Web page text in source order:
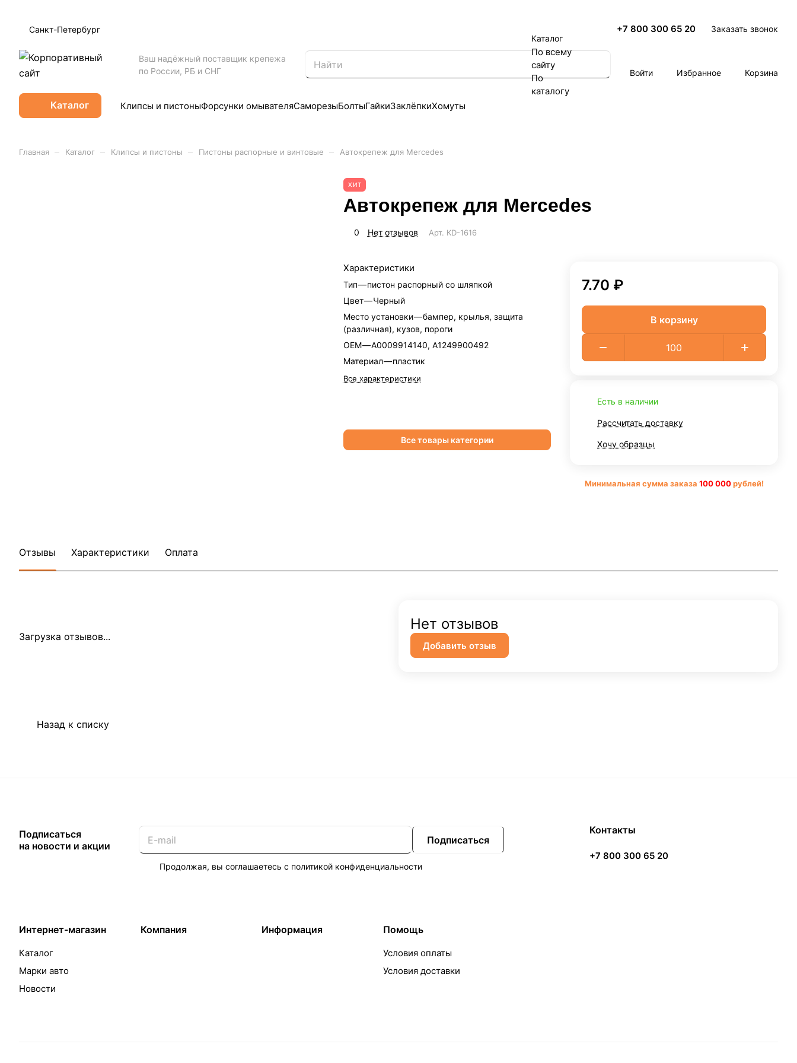
Санкт-Петербург +7 800 300 65 20 Заказать звонок
Ваш надёжный поставщик крепежа
по России, РБ и СНГ
Каталог
По всему
сайту
По
каталогу
Войти Избранное Корзина
Каталог Клипсы и пистоныФорсунки омывателяСаморезыБолтыГайкиЗаклёпкиХомуты
Главная Каталог Клипсы и пистоны Пистоны распорные и винтовые Автокрепеж для Mercedes
ХИТ
Автокрепеж для Mercedes
0 Нет отзывов Арт. KD-1616
Характеристики
Тип—пистон распорный со шляпкой
Цвет—Черный
Место установки—бампер, крылья, защита
(различная), кузов, пороги
OEM—A0009914140, A1249900492
Материал—пластик
Все характеристики
Все товары категории
7.70 ₽
В корзину
Есть в наличии
Рассчитать доставку
Хочу образцы
Минимальная сумма заказа 100 000рублей!
Отзывы Характеристики Оплата
Загрузка отзывов...
Нет отзывов
Добавить отзыв
Назад к списку
Подписаться
на новости и акции
Подписаться
Продолжая, вы соглашаетесь с политикой конфиденциальности
Интернет-магазин
Каталог
Марки авто
Новости
Компания Информация Помощь
Условия оплаты
Условия доставки
Контакты
+7 800 300 65 20